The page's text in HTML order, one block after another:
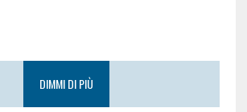
DIMMI DI PIÙ